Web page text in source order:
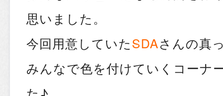
思いました。
今回用意していたSDAさんの真
みんなで色を付けていくコーナ